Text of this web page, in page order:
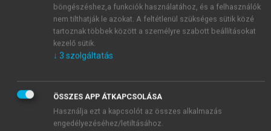
böngészéshez,a funkciók használatához, és a felhasználók
nem tilthatják le azokat. A feltétlenül szükséges sütik közé
tartoznak többek között a személyre szabott beállításokat
kezelő sütik.
↓ 3 szolgáltatás
ÖSSZES APP ÁTKAPCSOLÁSA
Használja ezt a kapcsolót az összes alkalmazás
engedélyezéséhez/letiltásához.